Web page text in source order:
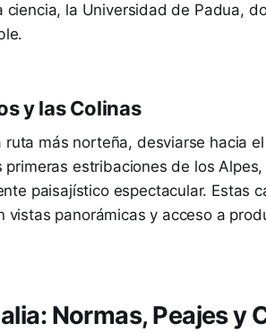
la Universidad de Padua,
y las Colinas
ruta más norteña, desviarse hacia
estribaciones de los
paisajístico espectacular. Estas
vistas panorámicas y acceso a
Normas, Peajes y